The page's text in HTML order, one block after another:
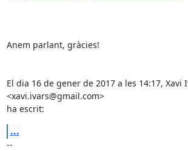
Anem parlant, gràcies!
El dia 16 de gener de 2017 a les 14:17, Xavi
<xavi.ivars@gmail.com>
ha escrit:
...
--